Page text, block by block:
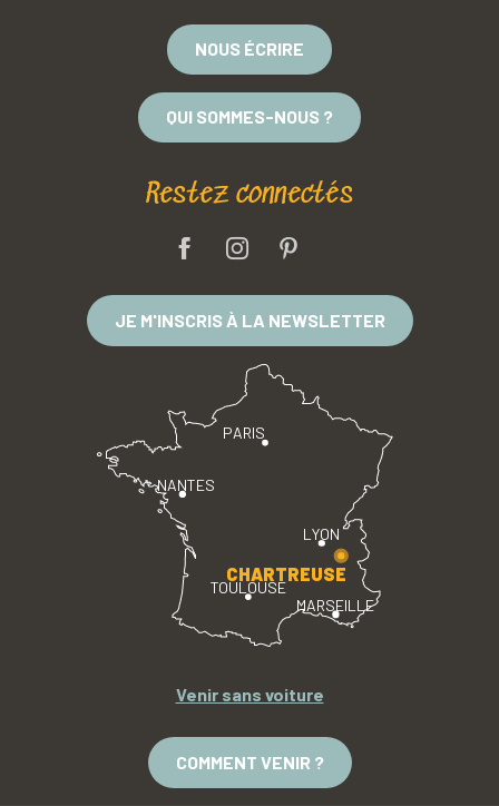
NOUS ÉCRIRE
QUI SOMMES-NOUS ?
Restez connectés
JE M'INSCRIS À LA NEWSLETTER
PARIS
LYON
TOULOUSE
MARSEILLE
NANTES
CHARTREUSE
Venir sans voiture
COMMENT VENIR ?